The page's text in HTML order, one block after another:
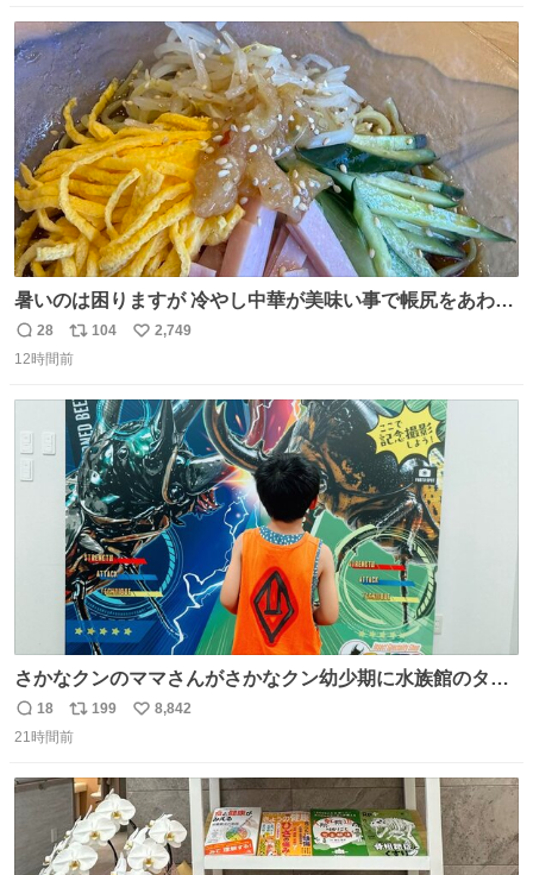
ト
数
数
暑いのは困りますが 冷やし中華が美味い事で帳尻をあわせ
てます。
返
信
28
リ
ポ
ト
数
104
い
数
2,749
12時間前
さかなクンのママさんがさかなクン幼少期に水族館のタコ
水槽の前で1時間以上粘る彼に付き合ったらしいけれど、
先日昆虫博でカブトムシを触り続ける息子に5時間付き合
返
信
18
リ
ポ
ト
数
199
い
数
8,842
21時間前